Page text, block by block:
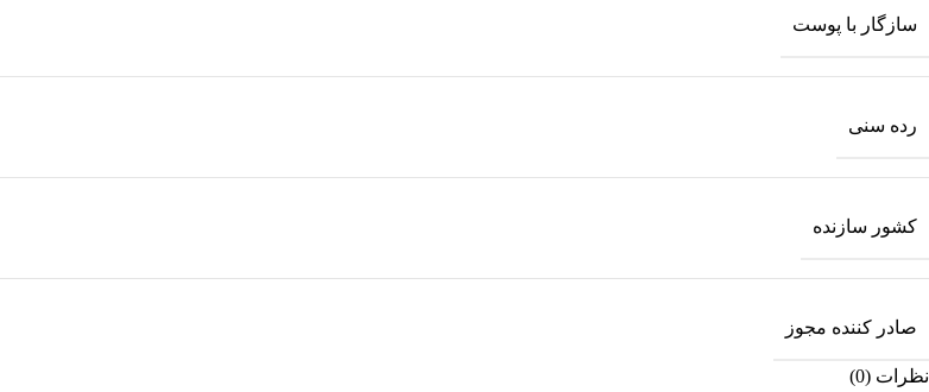
سازگار با پوست
رده سنی
کشور سازنده
صادر کننده مجوز
نظرات (0)